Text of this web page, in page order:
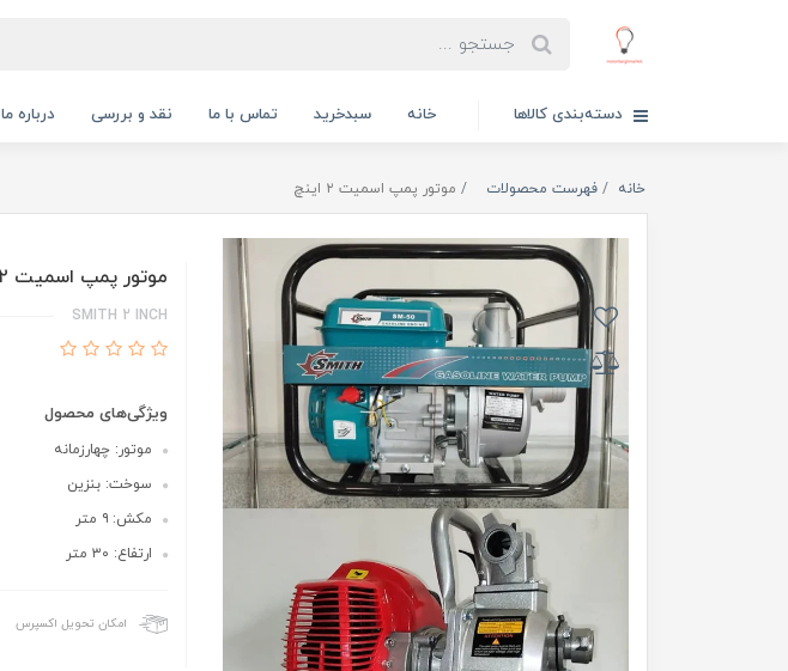
دسته‌بندی کالاها خانه سبدخرید تماس با ما نقد و بررسی درباره ما
خانه فهرست محصولات موتور پمپ اسمیت ۲ اینچ
موتور پمپ اسمیت ۲ اینچ
SMITH 2 INCH
ویژگی‌های محصول
موتور: چهارزمانه
سوخت: بنزین
مکش: ۹ متر
ارتفاع: ۳۰ متر
امکان تحویل اکسپرس